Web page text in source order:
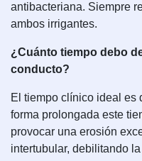
antibacteriana. Siempre
ambos irrigantes.
¿Cuánto tiempo debo
conducto?
El tiempo clínico ideal es
forma prolongada este
provocar una erosión
intertubular, debilitando